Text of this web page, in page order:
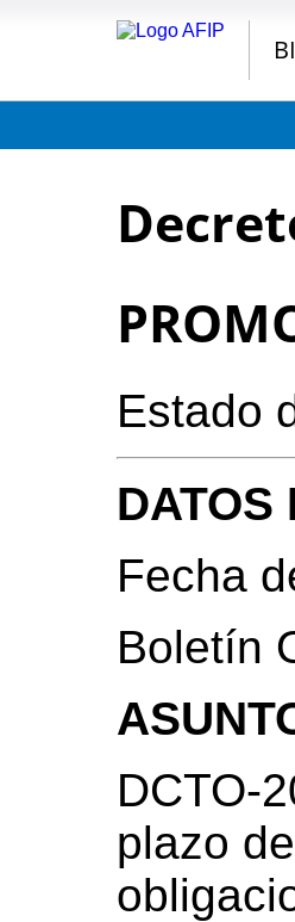
Estado
DATOS
Fecha
Boletín
DCTO-
plazo